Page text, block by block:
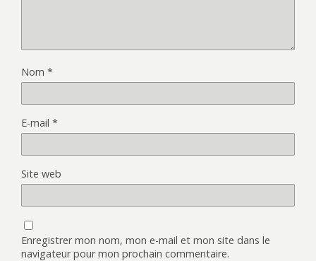
Nom *
E-mail *
Site web
Enregistrer mon nom, mon e-mail et mon site dans le
navigateur pour mon prochain commentaire.